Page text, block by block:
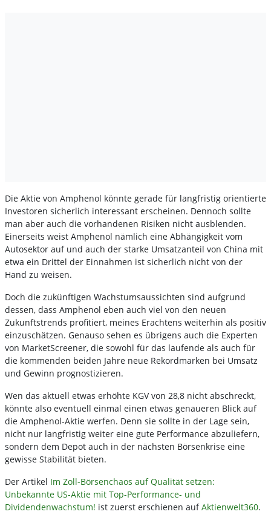
Die Aktie von Amphenol könnte gerade für langfristig orientierte
Investoren sicherlich interessant erscheinen. Dennoch sollte
man aber auch die vorhandenen Risiken nicht ausblenden.
Einerseits weist Amphenol nämlich eine Abhängigkeit vom
Autosektor auf und auch der starke Umsatzanteil von China mit
etwa ein Drittel der Einnahmen ist sicherlich nicht von der
Hand zu weisen.
Doch die zukünftigen Wachstumsaussichten sind aufgrund
dessen, dass Amphenol eben auch viel von den neuen
Zukunftstrends profitiert, meines Erachtens weiterhin als positiv
einzuschätzen. Genauso sehen es übrigens auch die Experten
von MarketScreener, die sowohl für das laufende als auch für
die kommenden beiden Jahre neue Rekordmarken bei Umsatz
und Gewinn prognostizieren.
Wen das aktuell etwas erhöhte KGV von 28,8 nicht abschreckt,
könnte also eventuell einmal einen etwas genaueren Blick auf
die Amphenol-Aktie werfen. Denn sie sollte in der Lage sein,
nicht nur langfristig weiter eine gute Performance abzuliefern,
sondern dem Depot auch in der nächsten Börsenkrise eine
gewisse Stabilität bieten.
Der Artikel Im Zoll-Börsenchaos auf Qualität setzen:
Unbekannte US-Aktie mit Top-Performance- und
Dividendenwachstum! ist zuerst erschienen aufAktienwelt360.